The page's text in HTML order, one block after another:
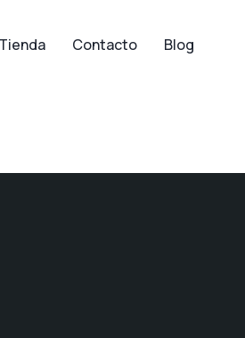
Tienda Contacto Blog